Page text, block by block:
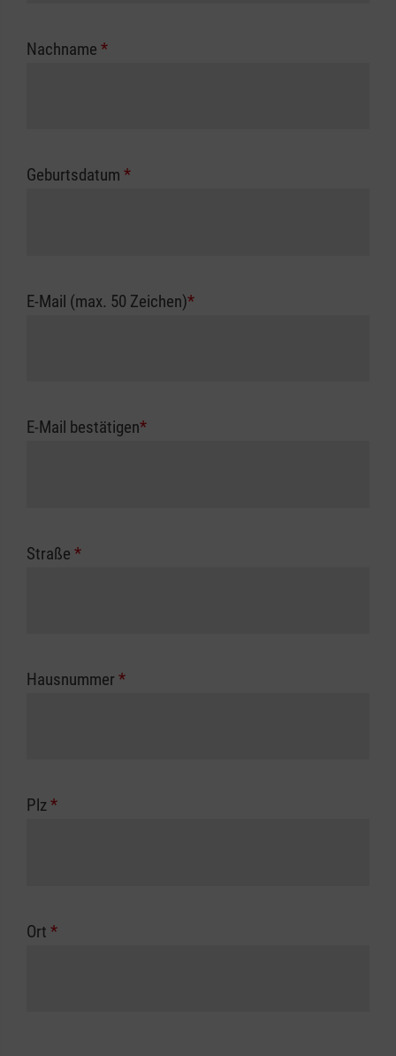
Nachname *
Geburtsdatum *
E-Mail (max. 50 Zeichen)*
E-Mail bestätigen*
Straße *
Hausnummer *
Plz*
Ort *